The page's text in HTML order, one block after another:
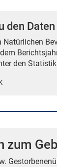
den Daten
Natürlichen
den
zum